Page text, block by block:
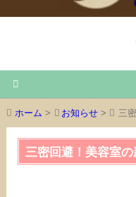
ホーム > お知らせ> 三
三密回避！美容室